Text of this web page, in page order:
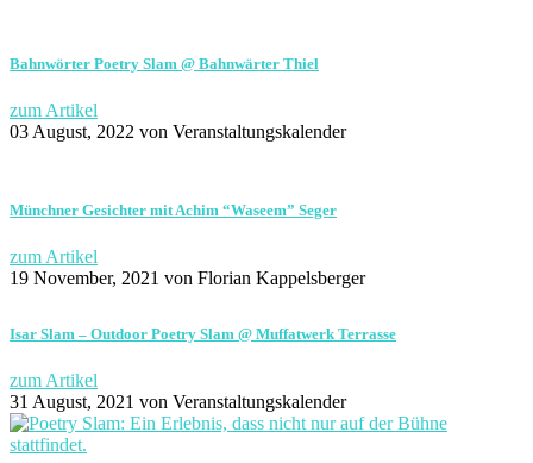
Bahnwörter Poetry Slam @ Bahnwärter Thiel
zum Artikel
03 August, 2022 von Veranstaltungskalender
Münchner Gesichter mit Achim “Waseem” Seger
zum Artikel
19 November, 2021 von Florian Kappelsberger
Isar Slam – Outdoor Poetry Slam @ Muffatwerk Terrasse
zum Artikel
31 August, 2021 von Veranstaltungskalender